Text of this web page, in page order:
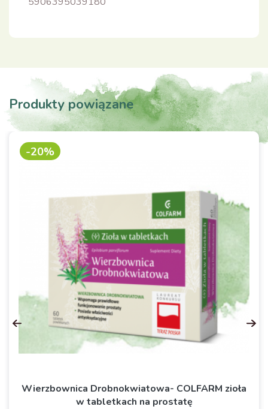
Produkty powiązane
Wierzbownica Drobnokwiatowa- COLFARM zioła
w tabletkach na prostatę
-20%